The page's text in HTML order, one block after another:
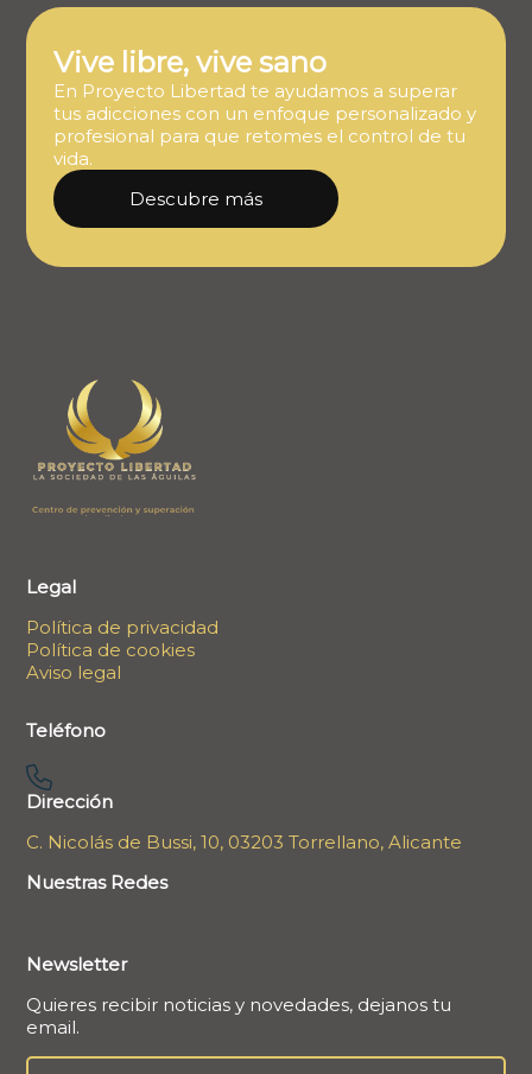
Vive libre, vive sano
En Proyecto Libertad te ayudamos a superar
tus adicciones con un enfoque personalizado y
profesional para que retomes el control de tu
vida.
Descubre más
Legal
Política de privacidad
Política de cookies
Aviso legal
Teléfono
Dirección
C. Nicolás de Bussi, 10, 03203 Torrellano, Alicante
Nuestras Redes
Newsletter
Quieres recibir noticias y novedades, dejanos tu
email.